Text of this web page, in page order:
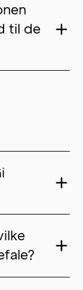
til de